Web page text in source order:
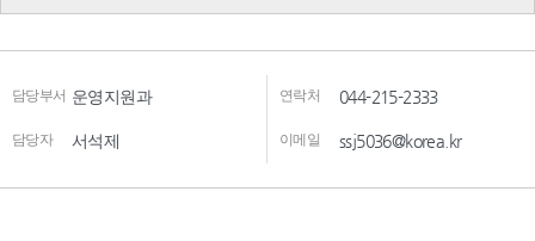
담당부서 운영지원과 연락처 044-215-2333
담당자 서석제 이메일 ssj5036@korea.kr